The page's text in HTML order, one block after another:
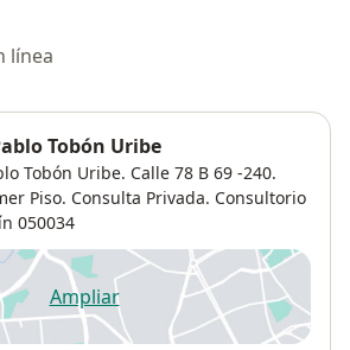
línea
Tobón Uribe
Tobón Uribe. Calle 78 B 69 -240.
Piso. Consulta Privada. Consultorio
050034
Ampliarse abre en una nueva